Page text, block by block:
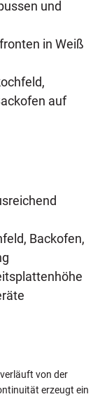
und
in Weiß
auf
Backofen,
von der
erzeugt ein